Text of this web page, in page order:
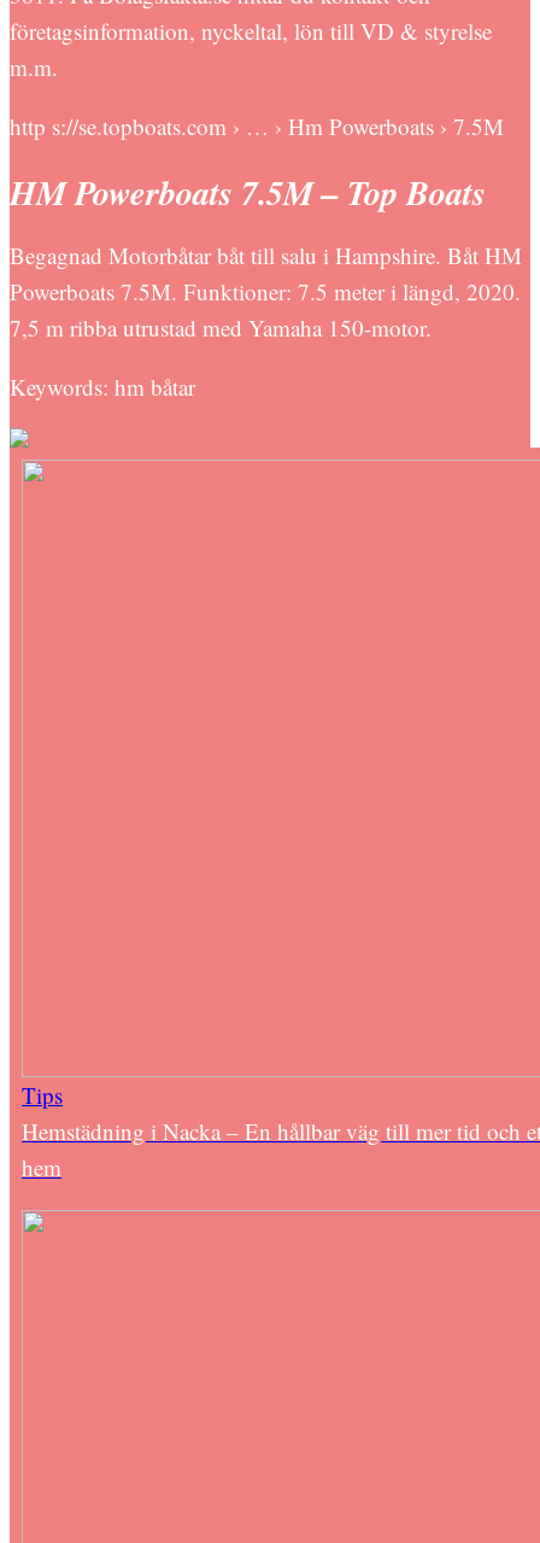
företagsinformation, nyckeltal, lön till VD & styrelse
m.m.
http s://se.topboats.com › … › Hm Powerboats › 7.5M
HM Powerboats 7.5M – Top Boats
Begagnad Motorbåtar båt till salu i Hampshire. Båt HM
Powerboats 7.5M. Funktioner: 7.5 meter i längd, 2020.
7,5 m ribba utrustad med Yamaha 150-motor.
Keywords: hm båtar
Tips
Hemstädning i Nacka – En hållbar väg till mer tid och
hem